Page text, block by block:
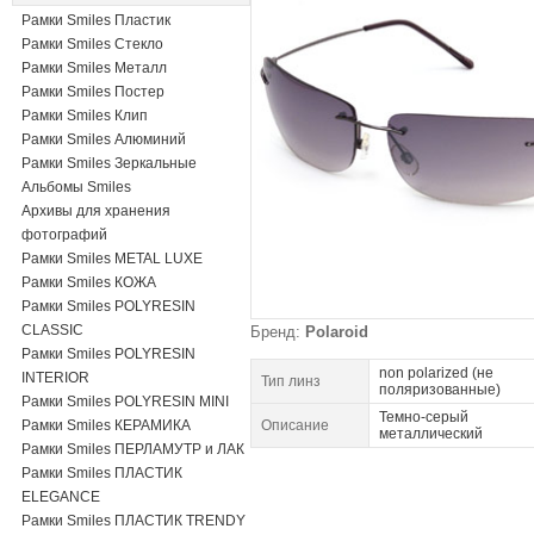
Рамки Smiles Пластик
Рамки Smiles Стекло
Рамки Smiles Металл
Рамки Smiles Постер
Рамки Smiles Клип
Рамки Smiles Алюминий
Рамки Smiles Зеркальные
Альбомы Smiles
Архивы для хранения
фотографий
Рамки Smiles METAL LUXE
Рамки Smiles КОЖА
Рамки Smiles POLYRESIN
CLASSIC
Рамки Smiles POLYRESIN
INTERIOR
Рамки Smiles POLYRESIN MINI
Рамки Smiles КЕРАМИКА
Рамки Smiles ПЕРЛАМУТР и ЛАК
Рамки Smiles ПЛАСТИК
ELEGANCE
Рамки Smiles ПЛАСТИК TRENDY
Бренд: Polaroid
Тип линз
non polarized (не
поляризованные)
Описание
Темно-серый
металлический